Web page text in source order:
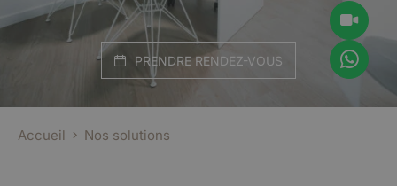
PRENDRE RENDEZ-VOUS
Accueil Nos solutions